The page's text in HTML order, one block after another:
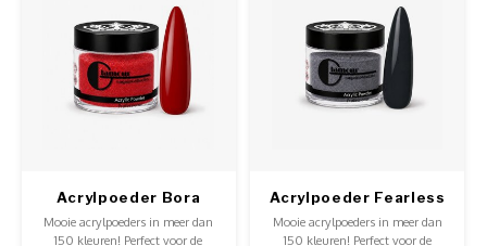
Acrylpoeder Bora
Bora
Mooie acrylpoeders in meer dan
150 kleuren! Perfect voor de
Acrylpoeder Fearless
Mooie acrylpoeders in meer dan
150 kleuren! Perfect voor de